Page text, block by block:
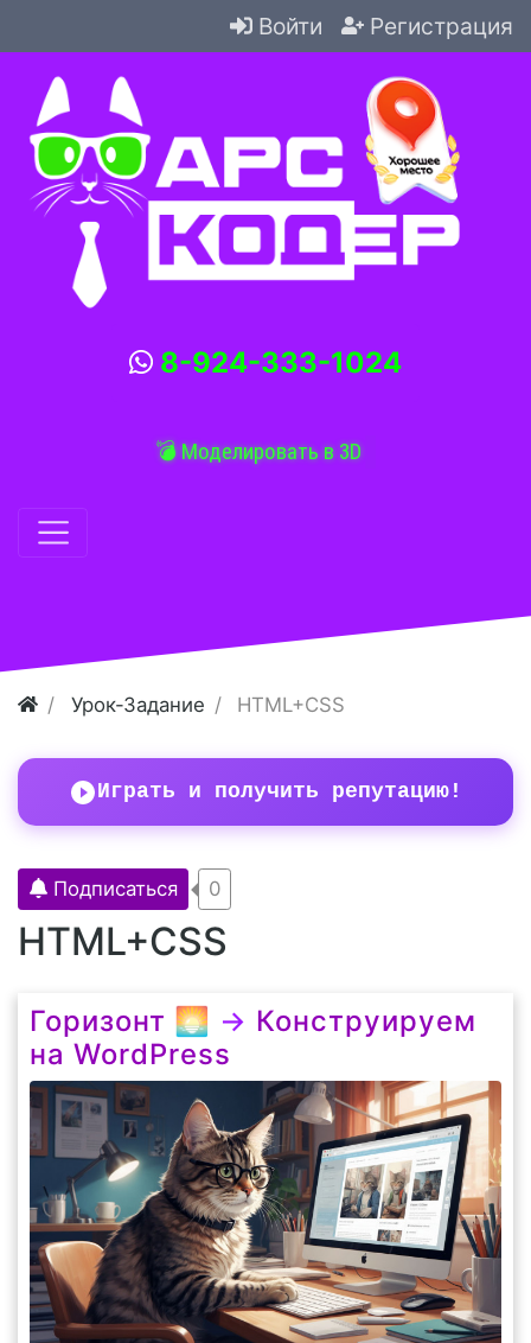
Войти Регистрация
8-924-333-1024
Урок-Задание HTML+CSS
Играть и получить репутацию!
HTML+CSS
Подписаться 0
Горизонт 🌅 → Конструируем
на WordPress